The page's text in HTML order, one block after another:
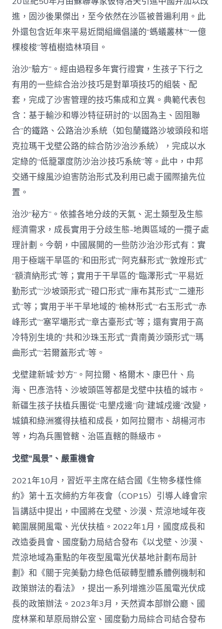
進，固沙後果傑出，至今依然在沙區被普遍利用。此
外還包含近年來平易近間組織倡議的“螞蟻叢林”“一億
棵梭梭”等植樹造林項目。
治沙“驗方”。經由過程多年實行證實，生孩子下行之
有用的一些綜合治沙技巧是對單項技巧的組裝、配
套，完成了沙害管理的技巧集成和立異。典範代表包
含：基于輸沙和導沙特征研討的“以固為主、固阻聯
合”的鐵路、公路治沙系統（如包蘭鐵路沙坡頭段和塔
克拉瑪干戈壁公路的綜合防沙治沙系統），完成以水
定綠的“低籠罩度防沙治沙技巧系統”等。此中，中邦
交通干線風沙迫害防治形式及利用已處于國際搶先位
置。
治沙“秘方”。依據各地分歧的天氣、泥土類型及生態
經濟需求，成長實用于分歧生態-地輿區域的一攬子處
理計劃。今朝，中國展開的一些防沙治沙形式有：實
用于極端干旱區的“和田形式”“阿克蘇形式”“敦煌形式”
“額濟納形式”等；實用于干旱區的“臨澤形式”“平易近
勤形式”“沙坡頭形式”“磴口形式”“庫布其形式”“二連形
式”等；實用于半干旱地域的“榆林形式”“右玉形式”“赤
峰形式”“塞罕壩形式”“章古臺形式”等；還有實用于高
冷特別生境的“共和沙珠玉形式”“貴南黃沙頭形式”“瑪
曲形式”“若爾蓋形式”等。
戈壁建新城“妙方”。阿拉爾、格爾木、康巴什、烏
海、巴彥浩特、沙坡頭區等都是戈壁中扶植的城市。
新疆生孩子扶植兵團從“屯墾戍邊”向“建城戍邊”改變，
城鎮和綠洲獲得扶植和成長，如阿拉爾市、胡楊河市
等，均為兵團管轄、治區直轄的縣級市。
戈壁“風景”、嚴重機會
2021年10月，習近平主席在結合國《生物多樣性條
約》第十五次締約方年夜會（COP15）引導人峰會宗
旨講話中提出，中國將在戈壁、沙漠、荒涼地域年夜
範圍展開風電、光伏扶植。2022年1月，國度成長和
改造委員會、國度動力局結合發布《以戈壁、沙漠、
荒涼地域為重點的年夜型風電光伏基地計劃布局計
劃》和《關于完美動力綠色低碳轉型體系體例機制和
政策辦法的看法》，提出一系列增進沙區風電光伏成
長的政策辦法。2023年3月，天然資本部辦公廳、國
度林業和草原局辦公室、國度動力局綜合司結合發布